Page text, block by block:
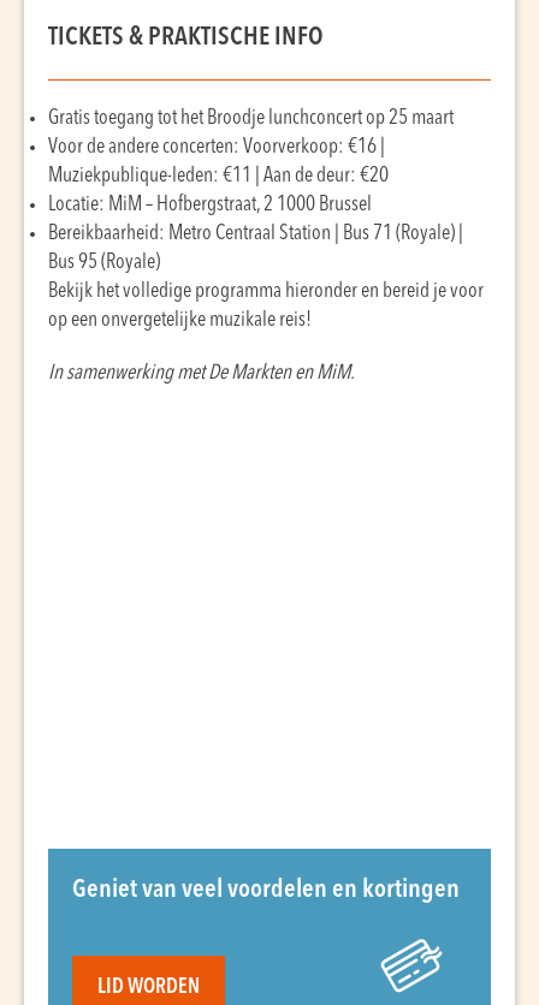
TICKETS & PRAKTISCHE INFO
Gratis toegang tot het Broodje lunchconcert op 25 maart
Voor de andere concerten: Voorverkoop: €16 |
Muziekpublique-leden: €11 | Aan de deur: €20
Locatie: MiM – Hofbergstraat, 2 1000 Brussel
Bereikbaarheid: Metro Centraal Station | Bus 71 (Royale) |
Bus 95 (Royale)
Bekijk het volledige programma hieronder en bereid je voor
op een onvergetelijke muzikale reis!
In samenwerking met De Markten en MiM.
Geniet van veel voordelen en kortingen
LID WORDEN